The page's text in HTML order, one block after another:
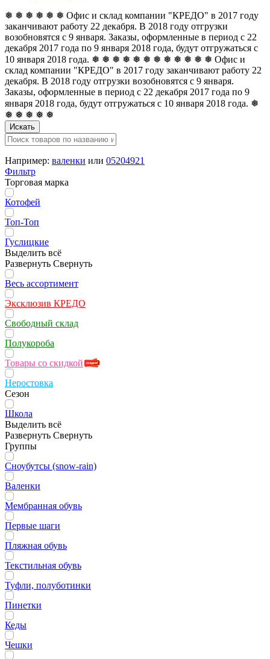
❅ ❅ ❅ ❅ ❅ ❅ Офис и склад компании "КРЕДО" в 2017 году
заканчивают работу 22 декабря. В 2018 году отгрузки
возобновятся с 9 января. Заказы, оформленные в период с 22
декабря 2017 года по 9 января 2018 года, будут отгружаться с
10 января 2018 года. ❅ ❅ ❅ ❅ ❅ ❅ ❅ ❅ ❅ ❅ ❅ ❅ Офис и
склад компании "КРЕДО" в 2017 году заканчивают работу 22
декабря. В 2018 году отгрузки возобновятся с 9 января.
Заказы, оформленные в период с 22 декабря 2017 года по 9
января 2018 года, будут отгружаться с 10 января 2018 года. ❅
❅ ❅ ❅ ❅ ❅
Искать
Например: валенки или 05204921
Фильтр
Торговая марка
Котофей
Топ-Топ
Гуслицкие
Выделить всё
Развернуть Свернуть
Весь ассортимент
Эксклюзив КРЕДО
Свободный склад
Полукороба
Товары со скидкой
Неростовка
Сезон
Школа
Выделить всё
Развернуть Свернуть
Группы
Сноубутсы (snow-rain)
Валенки
Мембранная обувь
Первые шаги
Пляжная обувь
Текстильная обувь
Туфли, полуботинки
Пинетки
Кеды
Чешки